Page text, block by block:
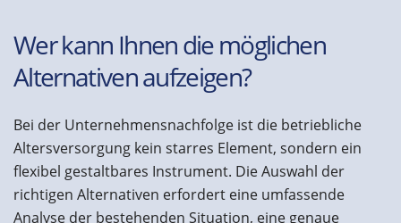
Wer kann Ihnen die möglichen
Alternativen aufzeigen?
Bei der Unternehmensnachfolge ist die betriebliche
Altersversorgung kein starres Element, sondern ein
flexibel gestaltbares Instrument. Die Auswahl der
richtigen Alternativen erfordert eine umfassende
Analyse der bestehenden Situation, eine genaue